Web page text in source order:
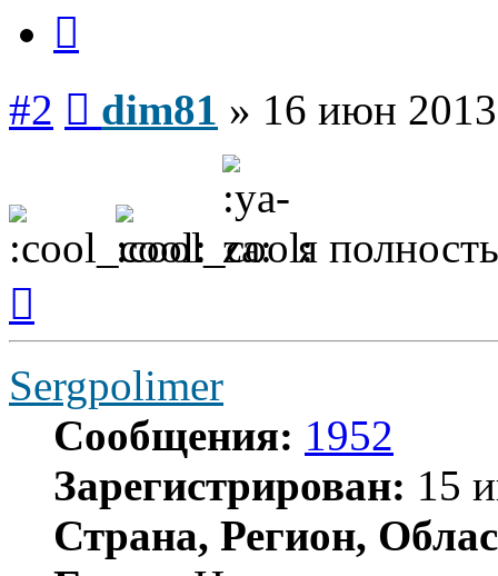
#2 dim81 » 16 июн
я
началу
Sergpolimer
Сообщения: 1952
Зарегистрирован: 15
Страна, Регион,